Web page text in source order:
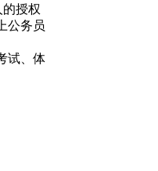
授权
公务员
试、体